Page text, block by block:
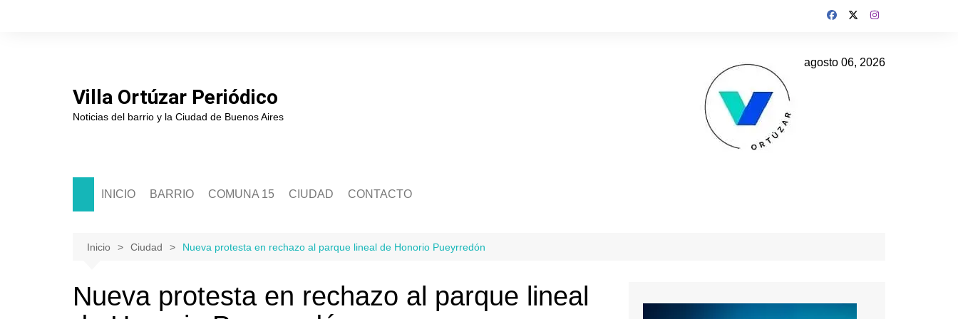
Villa Ortúzar Periódico
Noticias del barrio y la Ciudad de Buenos Aires
agosto 06, 2026
INICIO BARRIO
Junta de Estudios Históricos
Escuelas
COMUNA 15
Junta Comunal 15
CIUDAD
Ecología
Justicia
Política
Economía
Cultura
CONTACTO
Inicio Ciudad Nueva protesta en rechazo al parque lineal de Honorio Pueyrredón
Nueva protesta en rechazo al parque lineal